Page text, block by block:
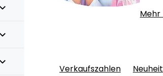
Verkaufszahlen Neuheit